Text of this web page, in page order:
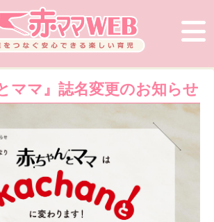
ママ』誌名変更のお知らせ